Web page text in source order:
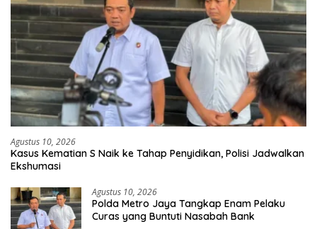
Agustus 10, 2026
Kasus Kematian S Naik ke Tahap Penyidikan, Polisi Jadwalkan
Ekshumasi
Agustus 10, 2026
Polda Metro Jaya Tangkap Enam Pelaku
Curas yang Buntuti Nasabah Bank